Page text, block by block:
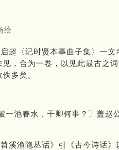
绘
超〈记时贤本事曲子集〉一
，合为一卷，以见此最古之
多矣。
一池春水，干卿何事？〕盖
溪渔隐丛话》引《古今诗话